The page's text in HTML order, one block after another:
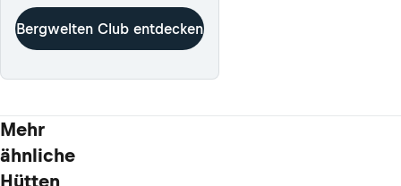
Bergwelten Club entdecken
Mehr
ähnliche
Hütten